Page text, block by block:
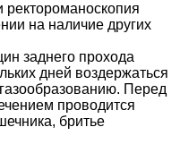
Запись
Победы
;
ректороманоскопия
на наличие других
заднего прохода
дней воздержаться
Перед
проводится
бритье